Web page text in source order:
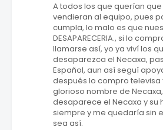
A todos los que querían
vendieran al equipo, pues
cumpla, lo malo es que
DESAPARECERIA., si lo
llamarse así, yo ya viví los
desaparezca el Necaxa,
Español, aun así seguí
después lo compro televisa
glorioso nombre de
desaparece el Necaxa y su
siempre y me quedaría sin
sea así.